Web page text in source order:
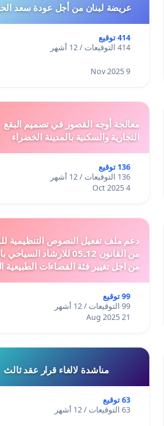
عريضة لبنان من أجل عودة سعد
414 توقيع
414 التوقيعات / 12 أشهر
9 Nov 2025
معالجة أوجه القصور في تصميم البقع
التجارية والسكنية بالمدينة الخضراء
136 توقيع
136 التوقيعات / 12 أشهر
4 Oct 2025
من القانون 12ـ05 للارشاد
من اجل تغيير فئة الفضاءات الطبيعية
99 توقيع
99 التوقيعات / 12 أشهر
21 Aug 2025
مناشدة لالغاء قرار عقد ثالث
63 توقيع
63 التوقيعات / 12 أشهر